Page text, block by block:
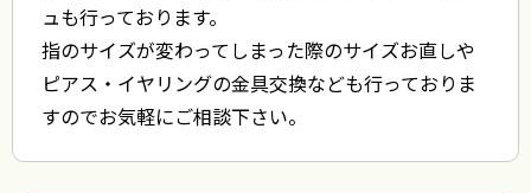
ュも行っております。
指のサイズが変わってしまった際のサイズお直しや
ピアス・イヤリングの金具交換なども行っておりま
すのでお気軽にご相談下さい。